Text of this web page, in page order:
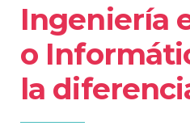
Ingeniería
o
la